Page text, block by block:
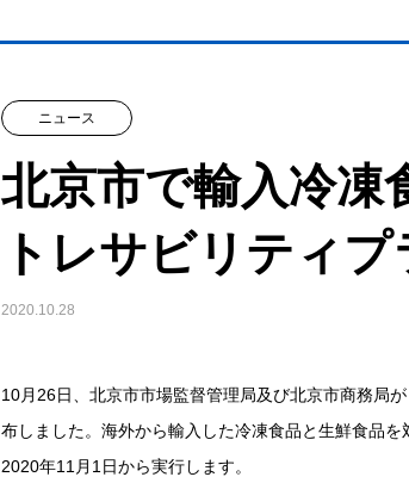
ニュース
北京市で輸入冷凍
トレサビリティ
2020.10.28
10月26日、北京市市場監督管理局及び北京市商務局
布しました。海外から輸入した冷凍食品と生鮮食品
2020年11月1日から実行します。